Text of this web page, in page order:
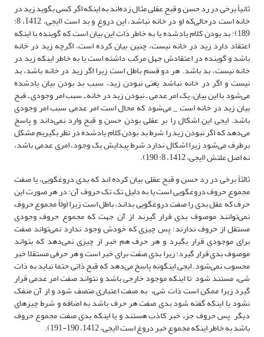
ثانیاً برخی در رد حسن و قبح عقلی مثال زده‌اند به اینکه اگر کسی بگوید زید در
خانه است درحالی‌که او در خانه نباشد، این دروغ و بد است (ایجی، 1412، 8:
189)؛ بد بودن کلام یادشده یا به خاطر ذات این بیان است که گوینده با اینکه
اعتقاد دارد زید در خانه نیست، چنین بیان کرده است، اگرچه زید در خانه
باشد و گوینده در اعتقادش جهل مرکب داشته است یا به خاطر اینکه زید در
خانه نیست، بد باشد. هر دو قسم باطل است زیرا اگر زید در خانه باشد، بد
نیست و اگر در خانه نباشد یعنی نبودن زید، سبب بد بودن بیان یادشده
می‌شود با این بیان، یک امر عدمی ـ نبودن زید در خانه ـ سبب امر وجودی ـ قبح
بیان زید در خانه است _ می‌شود که محال است امر عدمی سبب امر وجودی
باشد. ایجی این اشکال را بر عقلی بودن حسن و قبح وارد نمی‌داند و پاسخ
می‌دهد که اگر نبودن زید را شرط بد بودن کلام یادشده در نظر بگیریم مشکل
برطرف می‌شود زیرا اشکال ندارد شرط پیدایش یک وجود، امری عدمی باشد،
نه اصل علتش (ایجی، 1412، 8: 190).
ثالثاً برخی در رد حسن و قبح عقلی بیان کرده اند که بدی دروغگویی، یا صفت
مجموع حروف دروغگویی است یا به دلیل تک تک حروف آن؛ در هر صورت این
حرف که عقل بدی را صفت دروغگویی بداند، باطل است زیرا اولاً مجموع حروف
نمی‌توانند موصوف بدی قرار گیرند از آن جهت که مجموع حروف وجودی
مستقل از حروف ندارند؛ پس چیزی که خودش وجود ندارد نمی‌تواند صفت
برای موجودی قرار بگیرد و هر حرف هم خبر از چیزی نمی‌دهد که بتواند
موصوف بدی قرار گیرد؛ زیرا بدی صفت برای خبر است و هر حرفی مستقلا خبر
محسوب نمی‌شود. ایجی اینگونه پاسخ می‌دهد که قبح ذاتی حتما نباید به ذات
شیء مستند شود تا اینکه موجود خارجی باشد و نتواند صفت امر عدمی قرار
گیرد زیرا ممکن است ذات شیء به صفت اعتباری متصف شود و از آن منفک
نشود یا اینکه گفته شود بدی صفت هر حرف باشد به اضافه و شرط چیزهای
دیگر پس حروف جزء خبر کاذب هستند و یا اینکه بدی صفت مجموع حروف
باشد به خاطر اینکه مجموع خبر دروغ است (ایجی، 1412، 190-191).